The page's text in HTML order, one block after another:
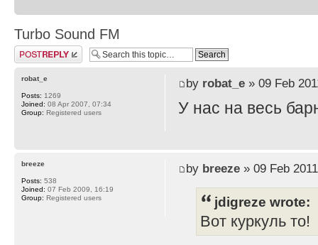
Turbo Sound FM
Post a reply
by robat_e» 09 Feb
У нас на весь
robat_e
Posts: 1269
Joined: 08 Apr 2007, 07:34
Group: Registered users
by breeze» 09 Feb
jdigreze wrote:
Вот куркуль то!
breeze
Posts: 538
Joined: 07 Feb 2009, 16:19
Group: Registered users